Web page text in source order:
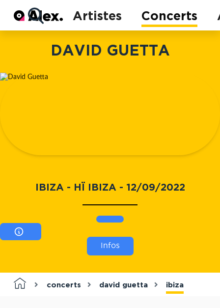
Artistes Concerts
Concerts
Artistes
DAVID GUETTA
IBIZA - HÏ IBIZA - 12/09/2022
Infos
concerts david guetta ibiza